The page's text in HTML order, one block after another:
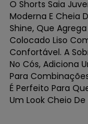
O Shorts Saia
Moderna E Cheia
Shine, Que
Colocado Liso
Confortável. A
No Cós, Adiciona
Para
É Perfeito Para
Um Look Cheio
Minty - Shorts